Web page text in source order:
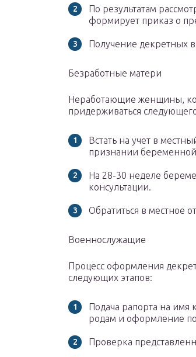
По результатам
формирует приказ о
Получение декретных
Безработные матери
Неработающие женщины,
придерживаться
Встать на учет в
признании
На 28-30 неделе
консультации.
Обратиться в местное
Военнослужащие
Процесс оформления
следующих этапов:
Подача рапорта на имя
родам и оформление
Проверка